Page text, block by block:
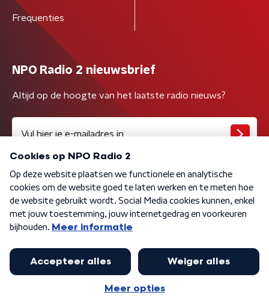
Frequenties
NPO Radio 2 nieuwsbrief
Altijd op de hoogte van het laatste radio nieuws?
Algemene voorwaarden